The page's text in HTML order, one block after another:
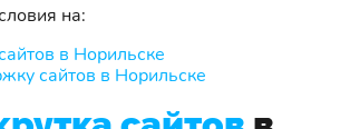
на:
в Норильске
сайтов в Норильске